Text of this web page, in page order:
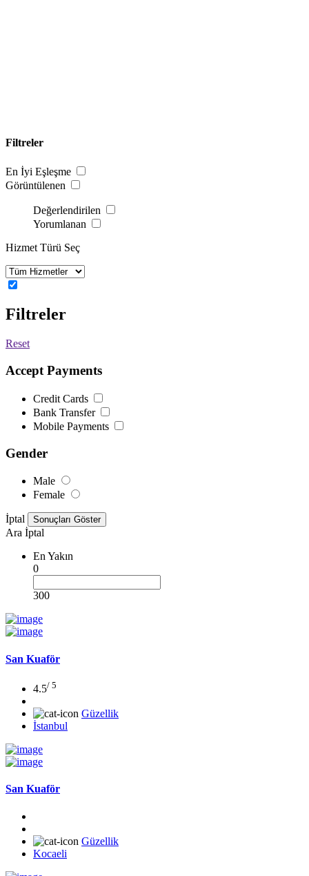
Filtreler
En İyi Eşleşme
Görüntülenen
Değerlendirilen
Yorumlanan
Hizmet Türü Seç
Filtreler
Reset
Accept Payments
Credit Cards
Bank Transfer
Mobile Payments
Gender
Male
Female
İptal
Ara İptal
En Yakın
0
300
San Kuaför
4.5/ 5
Güzellik
İstanbul
San Kuaför
Güzellik
Kocaeli